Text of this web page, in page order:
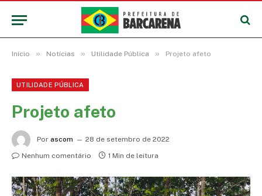
Início » Notícias » Utilidade Pública » Projeto afeto
UTILIDADE PÚBLICA
Projeto afeto
Por ascom
28 de setembro de 2022
Nenhum comentário
1 Min de leitura